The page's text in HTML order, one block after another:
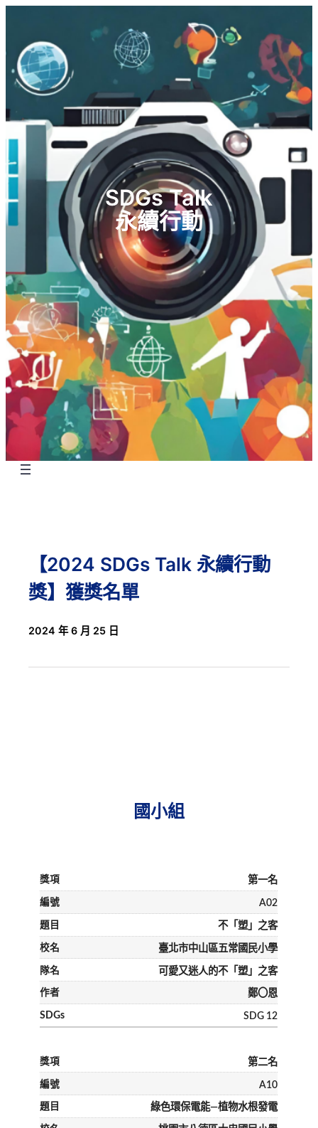
內
SDGs Talk
永續行動
【2024 SDGs Talk 永續行動
獎】獲獎名單
2024 年 6 月 25 日
國小組
第一名
A02
不「塑」之客
臺北市中山區五常國民小學
可愛又迷人的不「塑」之客
鄭〇恩
SDG 12
第二名
A10
綠色環保電能—植物水根發電